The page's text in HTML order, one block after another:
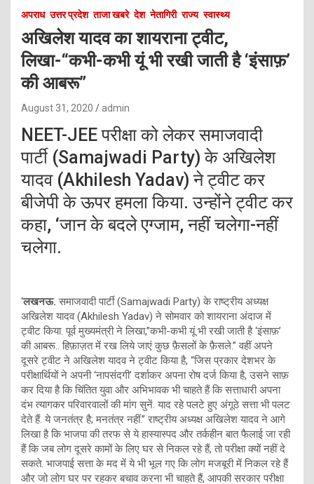
अपराध उत्तर प्रदेश ताजा खबरे देश नेतागिरी राज्य स्वास्थ्य
अखिलेश यादव का शायराना ट्वीट,
लिखा-“कभी-कभी यूं भी रखी जाती है ‘इंसाफ़’
की आबरू”
August 31, 2020 admin
NEET-JEE परीक्षा को लेकर समाजवादी
पार्टी (Samajwadi Party) के अखिलेश
यादव (Akhilesh Yadav) ने ट्वीट कर
बीजेपी के ऊपर हमला किया. उन्होंने ट्वीट कर
कहा, ‘जान के बदले एग्जाम, नहीं चलेगा-नहीं
चलेगा.
‘लखनऊ. समाजवादी पार्टी (Samajwadi Party) के राष्ट्रीय अध्यक्ष
अखिलेश यादव (Akhilesh Yadav) ने सोमवार को शायराना अंदाज में
ट्वीट किया. पूर्व मुख्यमंत्री ने लिखा,”कभी-कभी यूं भी रखी जाती है ‘इंसाफ़’
की आबरू.. हिफ़ाज़त में रख लिये जाएं कुछ फ़ैसलों के फ़ैसले.” वहीं अपने
दूसरे ट्वीट ने अखिलेश यादव ने ट्वीट किया है, “जिस प्रकार देशभर के
परीक्षार्थियों ने अपनी ‘नापसंदगी’ दर्शाकर अपना रोष दर्ज किया है, उसने साफ़
कर दिया है कि चिंतित युवा और अभिभावक भी चाहते हैं कि सत्ताधारी अपना
दंभ त्यागकर परिवारवालों की मांग सुनें. याद रहे पलटे हुए अंगूठे सत्ता भी पलट
देते हैं. ये जनतंत्र है; मनतंत्र नहीं.” राष्ट्रीय अध्यक्ष अखिलेश यादव ने आगे
लिखा है कि भाजपा की तरफ से ये हास्यास्पद और तर्कहीन बात फैलाई जा रही
हैं कि जब लोग दूसरे कामों के लिए घर से निकल रहे हैं, तो परीक्षा क्यों नहीं दे
सकते. भाजपाई सत्ता के मद में ये भी भूल गए कि लोग मजबूरी में निकल रहे हैं
और जो लोग घर पर रहकर बचाव करना भी चाहते हैं, आपकी सरकार परीक्षा